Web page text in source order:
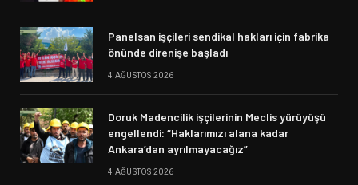
Panelsan işçileri sendikal hakları için fabrika
önünde direnişe başladı
4 AĞUSTOS 2026
Doruk Madencilik işçilerinin Meclis yürüyüşü
engellendi: “Haklarımızı alana kadar
Ankara’dan ayrılmayacağız”
4 AĞUSTOS 2026